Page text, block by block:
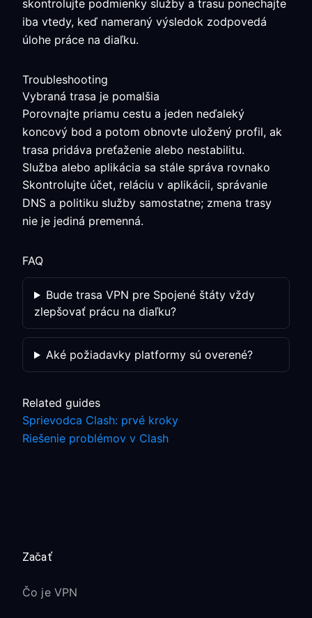
skontrolujte podmienky služby a trasu ponechajte
iba vtedy, keď nameraný výsledok zodpovedá
úlohe práce na diaľku.
Troubleshooting
Vybraná trasa je pomalšia
Porovnajte priamu cestu a jeden neďaleký
koncový bod a potom obnovte uložený profil, ak
trasa pridáva preťaženie alebo nestabilitu.
Služba alebo aplikácia sa stále správa rovnako
Skontrolujte účet, reláciu v aplikácii, správanie
DNS a politiku služby samostatne; zmena trasy
nie je jediná premenná.
FAQ
Bude trasa VPN pre Spojené štáty vždy
zlepšovať prácu na diaľku?
Aké požiadavky platformy sú overené?
Related guides
Sprievodca Clash: prvé kroky
Riešenie problémov v Clash
Začať
Čo je VPN